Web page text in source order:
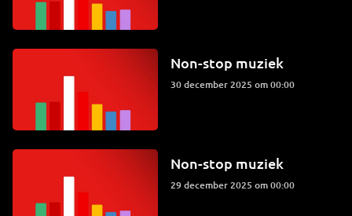
Non-stop muziek
30 december 2025 om 00:00
Non-stop muziek
29 december 2025 om 00:00